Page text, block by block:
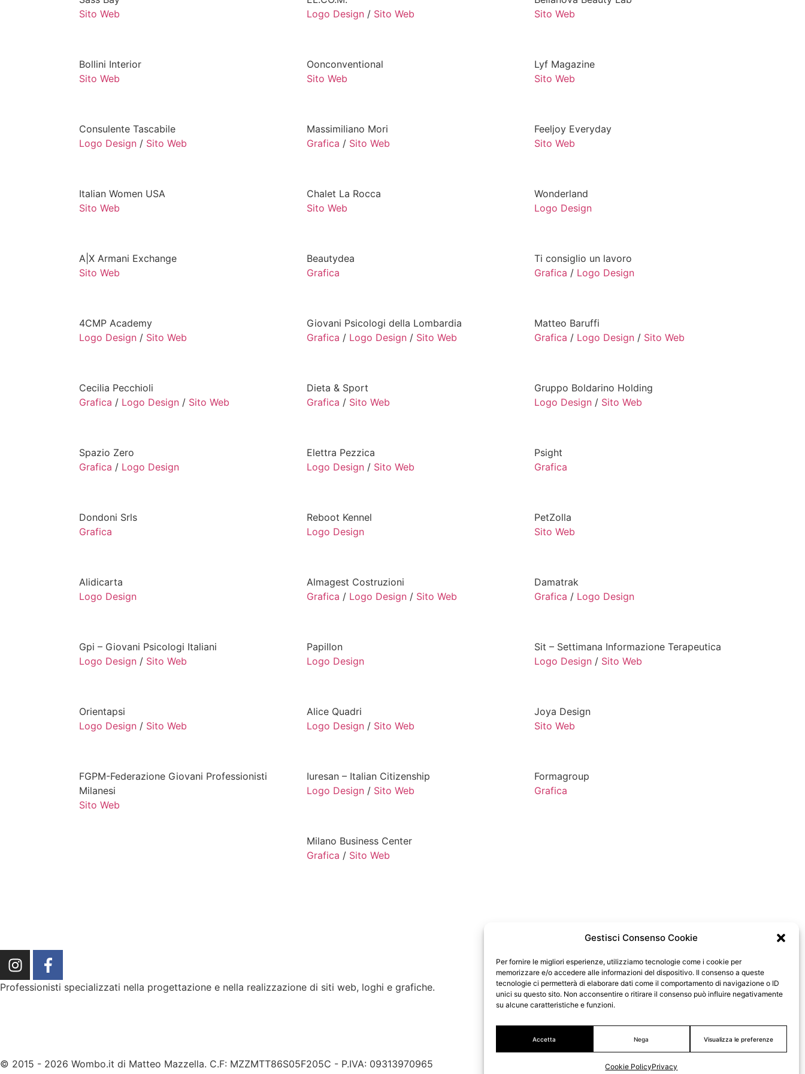
Gestisci Consenso Cookie
Per fornire le migliori esperienze, utilizziamo tecnologie come i cookie per
memorizzare e/o accedere alle informazioni del dispositivo. Il consenso a queste
tecnologie ci permetterà di elaborare dati come il comportamento di navigazione o ID
unici su questo sito. Non acconsentire o ritirare il consenso può influire negativamente
su alcune caratteristiche e funzioni.
Accetta Nega Visualizza le preferenze
Cookie PolicyPrivacy
Sito Web
Logo Design/ Sito Web
Sito Web
Bollini Interior
Sito Web
Oonconventional
Sito Web
Lyf Magazine
Sito Web
Consulente Tascabile
Logo Design / Sito Web
Massimiliano Mori
Grafica / Sito Web
Feeljoy Everyday
Sito Web
Italian Women USA
Sito Web
Chalet La Rocca
Sito Web
Wonderland
Logo Design
A|X Armani Exchange
Sito Web
Beautydea
Grafica
Ti consiglio un lavoro
Grafica / Logo Design
4CMP Academy
Logo Design / Sito Web
Giovani Psicologi della Lombardia
Grafica / Logo Design/ Sito Web
Matteo Baruffi
Grafica / Logo Design/ Sito Web
Cecilia Pecchioli
Grafica / Logo Design / Sito Web
Dieta & Sport
Grafica / Sito Web
Gruppo Boldarino Holding
Logo Design/ Sito Web
Spazio Zero
Grafica / Logo Design
Elettra Pezzica
Logo Design/ Sito Web
Psight
Grafica
Dondoni Srls
Grafica
Reboot Kennel
Logo Design
PetZolla
Sito Web
Alidicarta
Logo Design
Almagest Costruzioni
Grafica / Logo Design/ Sito Web
Damatrak
Grafica / Logo Design
Gpi – Giovani Psicologi Italiani
Logo Design / Sito Web
Papillon
Logo Design
Sit – Settimana Informazione Terapeutica
Logo Design/ Sito Web
Orientapsi
Logo Design / Sito Web
Alice Quadri
Logo Design/ Sito Web
Joya Design
Sito Web
FGPM-Federazione Giovani Professionisti
Milanesi
Sito Web
Iuresan – Italian Citizenship
Logo Design/ Sito Web
Formagroup
Grafica
Milano Business Center
Grafica / Sito Web
Professionisti specializzati nella progettazione e nella realizzazione di siti web, loghi e grafiche.
© 2015 - 2026 Wombo.it di Matteo Mazzella. C.F: MZZMTT86S05F205C - P.IVA: 09313970965